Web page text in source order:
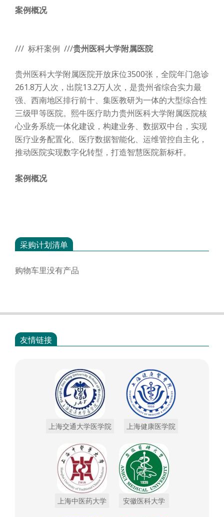
案例概况
/// 标杆案例 ///贵州医科大学附属医院
贵州医科大学附属医院开放床位3500张，全院年门急诊
261.8万人次，出院13.2万人次，是贵州省综合实力最
强、西南地区排行前十、集医教研为一体的大型综合性
三级甲等医院。熙牛医疗助力贵州医科大学附属医院核
心业务系统一体化建设，构建业务、数据双中台，实现
医疗业务配置化、医疗数据智能化、运维管控自主化，
推动医院实现数字化转型，打造智慧医院新标杆。
案例概况
采购计划清单
购物车里没有产品
友情链接
上海交通大学医学院 上海健康医学院
上海中医药大学 安徽医科大学